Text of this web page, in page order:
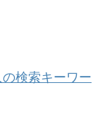
検索キーワー